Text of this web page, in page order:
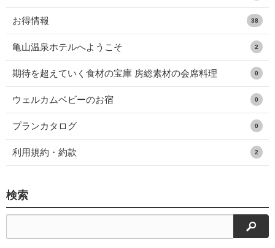
お得情報 38
亀山温泉ホテルへようこそ 2
期待を超えていく食材の宝庫 房総素材の会席料理 0
ウェルカムベビーのお宿 0
プランカタログ 0
利用規約・約款 2
検索
検索